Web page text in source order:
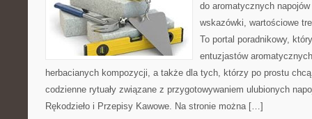
do aromatycznych
wskazówki, wartościowe
To portal poradnikowy,
entuzjastów
herbacianych kompozycji, a także dla tych, którzy po prostu
codzienne rytuały związane z przygotowywaniem ulubionych
Rękodzieło i Przepisy Kawowe. Na stronie można […]